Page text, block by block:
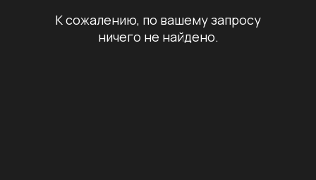
К сожалению, по вашему запросу
ничего не найдено.